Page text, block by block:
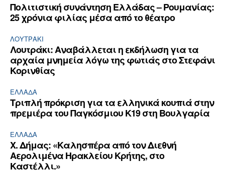
Πολιτιστική συνάντηση Ελλάδας – Ρουμανίας:
25 χρόνια φιλίας μέσα από το θέατρο
ΛΟΥΤΡΆΚΙ
Λουτράκι: Αναβάλλεται η εκδήλωση για τα
αρχαία μνημεία λόγω της φωτιάς στο Στεφάνι
Κορινθίας
ΕΛΛΆΔΑ
Τριπλή πρόκριση για τα ελληνικά κουπιά στην
πρεμιέρα του Παγκόσμιου Κ19 στη Βουλγαρία
ΕΛΛΆΔΑ
Χ. Δήμας: «Καλησπέρα από τον Διεθνή
Αερολιμένα Ηρακλείου Κρήτης, στο
Καστέλλι.»